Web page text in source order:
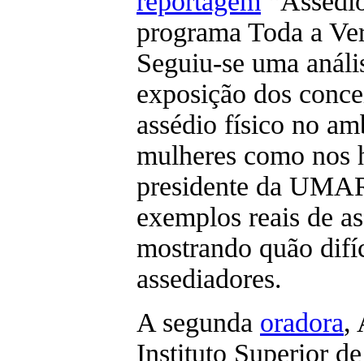
programa Toda a
Seguiu-se uma
exposição dos
assédio físico no
mulheres como nos
presidente da
exemplos reais de
mostrando quão
assediadores.
A segunda oradora,
Instituto Superior